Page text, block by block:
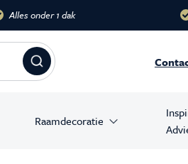
Meer dan 10.000 m2
Raamdecoratie